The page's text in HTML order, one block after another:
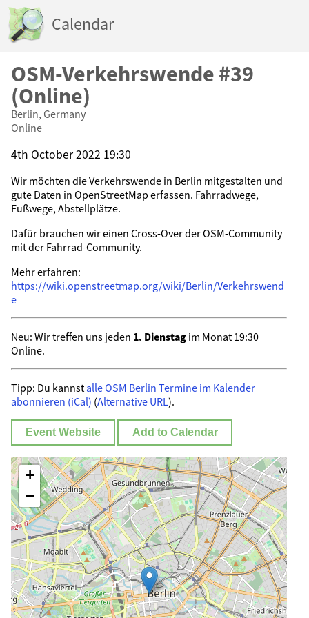
Calendar
OSM-Verkehrswende #39
(Online)
Berlin, Germany
Online
4th October 2022 19:30
Wir möchten die Verkehrswende in Berlin mitgestalten und
gute Daten in OpenStreetMap erfassen. Fahrradwege,
Fußwege, Abstellplätze.
Dafür brauchen wir einen Cross-Over der OSM-Community
mit der Fahrrad-Community.
Mehr erfahren:
https://wiki.openstreetmap.org/wiki/Berlin/Verkehrswend
e
Neu: Wir treffen uns jeden 1. Dienstag im Monat 19:30
Online.
Tipp: Du kannst alle OSM Berlin Termine im Kalender
abonnieren (iCal) (Alternative URL).
Event Website Add to Calendar
+
−